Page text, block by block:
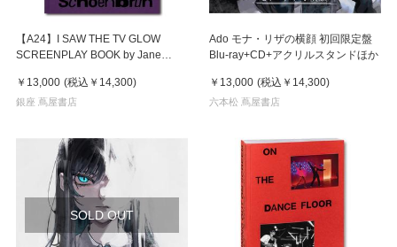
【A24】I SAW THE TV GLOW
SCREENPLAY BOOK by Jane
入りたい』 ジェーン・シェーンブ
ルン 作品集
￥13,000 (税込 ￥14,300)
銀座 蔦屋書店
Ado モナ・リザの横顔 初回限定盤
Blu-ray+CD+アクリルスタンドほか
￥13,000 (税込 ￥14,300)
六本松 蔦屋書店
SOLD OUT